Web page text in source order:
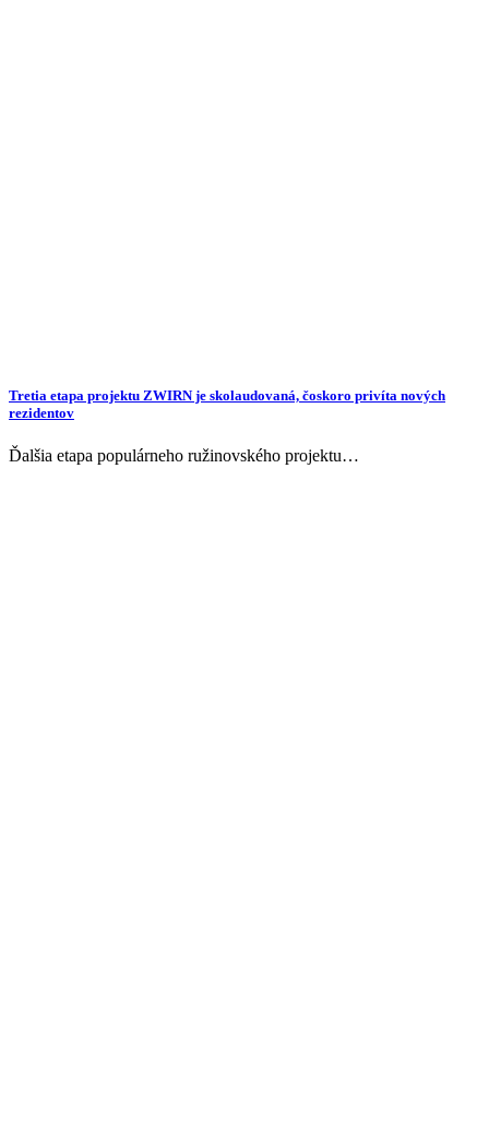
Tretia etapa projektu ZWIRN je skolaudovaná, čoskoro privíta nových
rezidentov
Ďalšia etapa populárneho ružinovského projektu…